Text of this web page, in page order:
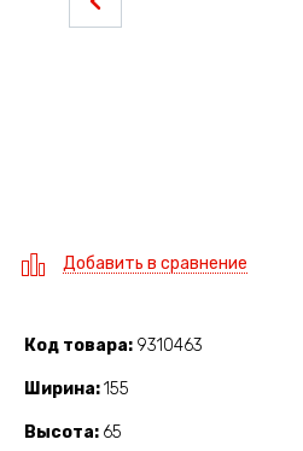
Добавить в сравнение
Код товара 9310463
Ширина 155
Высота 65